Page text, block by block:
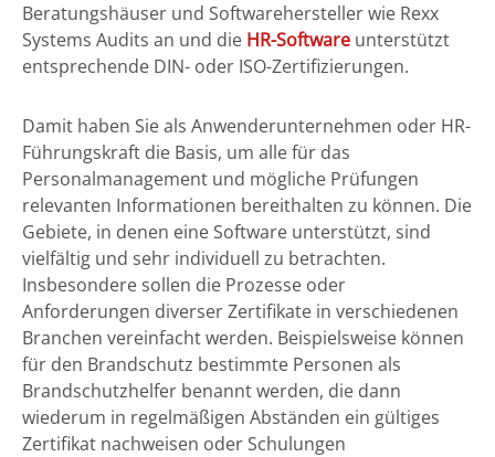
Beratungshäuser und Softwarehersteller wie Rexx
Systems Audits an und die HR-Software unterstützt
entsprechende DIN- oder ISO-Zertifizierungen.
Damit haben Sie als Anwenderunternehmen oder HR-
Führungskraft die Basis, um alle für das
Personalmanagement und mögliche Prüfungen
relevanten Informationen bereithalten zu können. Die
Gebiete, in denen eine Software unterstützt, sind
vielfältig und sehr individuell zu betrachten.
Insbesondere sollen die Prozesse oder
Anforderungen diverser Zertifikate in verschiedenen
Branchen vereinfacht werden. Beispielsweise können
für den Brandschutz bestimmte Personen als
Brandschutzhelfer benannt werden, die dann
wiederum in regelmäßigen Abständen ein gültiges
Zertifikat nachweisen oder Schulungen